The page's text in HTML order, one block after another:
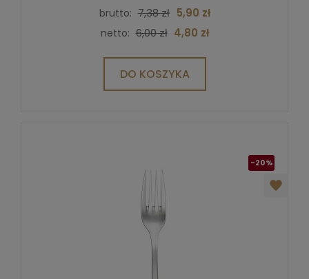
brutto: 7,38 zł 5,90 zł
netto: 6,00 zł 4,80 zł
DO KOSZYKA
-20%